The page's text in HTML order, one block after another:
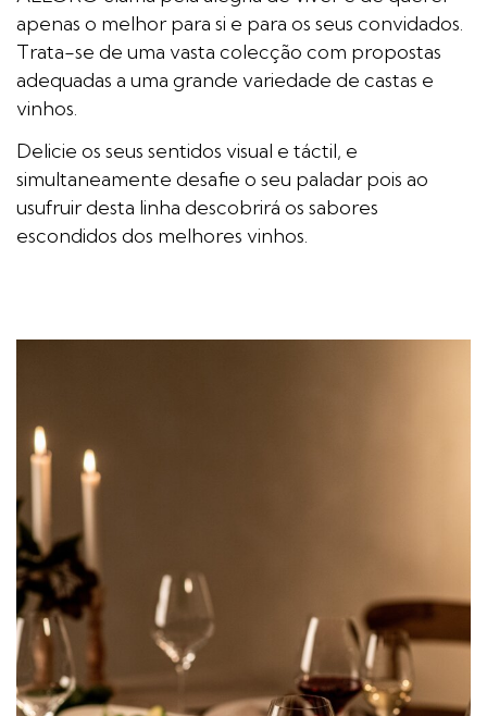
apenas o melhor para si e para os seus convidados.
Trata-se de uma vasta colecção com propostas
adequadas a uma grande variedade de castas e
vinhos.
Delicie os seus sentidos visual e táctil, e
simultaneamente desafie o seu paladar pois ao
usufruir desta linha descobrirá os sabores
escondidos dos melhores vinhos.